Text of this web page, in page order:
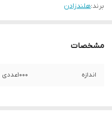
برند:هلندزادن
مشخصات
اندازه 1000عددی